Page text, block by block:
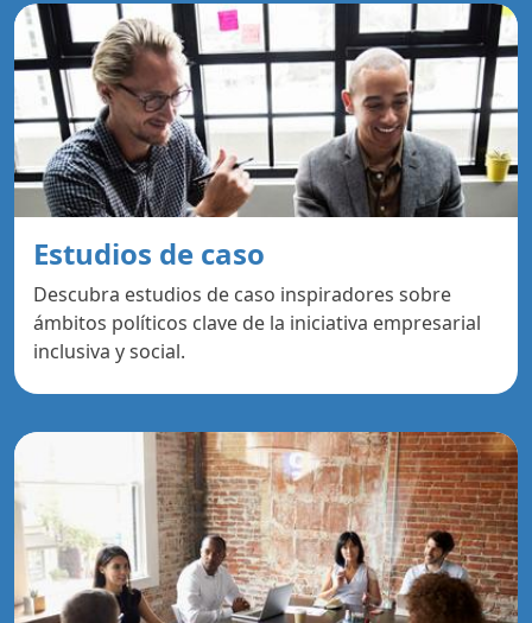
Estudios de caso
Descubra estudios de caso inspiradores sobre
ámbitos políticos clave de la iniciativa empresarial
inclusiva y social.